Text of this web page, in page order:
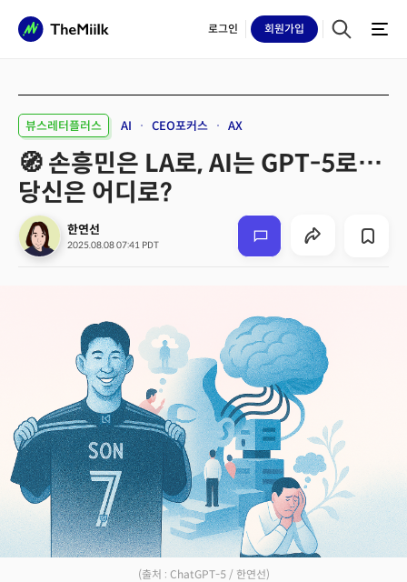
로그인 회원가입
뷰스레터플러스 AI CEO포커스 AX
🧭 손흥민은 LA로, AI는 GPT-5로…
당신은 어디로?
한연선
2025.08.08 07:41 PDT
(출처 : ChatGPT-5 / 한연선)